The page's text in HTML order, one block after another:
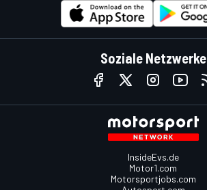
Soziale Netzwerke
InsideEvs.de
Motor1.com
Motorsportjobs.com